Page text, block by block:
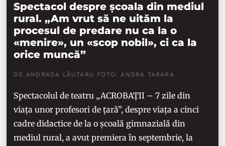
Spectacol despre școala din mediul
rural. „Am vrut să ne uităm la
procesul de predare nu ca la o
«menire», un «scop nobil», ci ca la
orice muncă”
DE ANDRADA LĂUTARU FOTO: ANDRA TARARA
Spectacolul de teatru „ACROBAȚII – 7 zile din
viața unor profesori de țară”, despre viața a cinci
cadre didactice de la o școală gimnazială din
mediul rural, a avut premiera în septembrie, la